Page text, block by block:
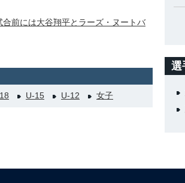
前には大谷翔平とラーズ・ヌートバ
U-15 U-12 女子
選